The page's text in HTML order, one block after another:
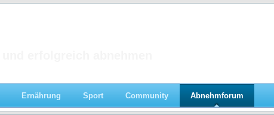
Ernährung Sport Community Abnehmforum